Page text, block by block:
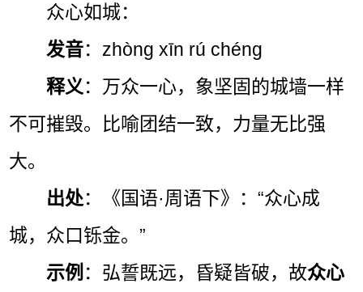
众心如城：
发音：zhòng xīn rú chéng
释义 ：万众一心，象坚固的城墙一样
不可摧毁。比喻团结一致，力量无比强
大。
出处：《国语·周语下》：“众心成
城，众口铄金。”
示例 ：弘誓既远，昏疑皆破，故众心